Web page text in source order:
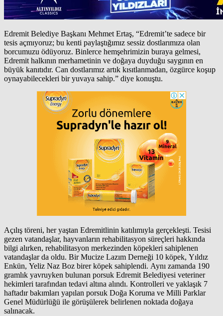
Edremit Belediye Başkanı Mehmet Ertaş, “Edremit’te sadece bir
tesis açmıyoruz; bu kenti paylaştığımız sessiz dostlarımıza olan
borcumuzu ödüyoruz. Binlerce hemşehrimizin buraya gelmesi,
Edremit halkının merhametinin ve doğaya duyduğu saygının en
büyük kanıtıdır. Can dostlarımız artık kısıtlanmadan, özgürce koşup
oynayabilecekleri bir yuvaya sahip.” diye konuştu.
Açılış töreni, her yaştan Edremitlinin katılımıyla gerçekleşti. Tesisi
gezen vatandaşlar, hayvanların rehabilitasyon süreçleri hakkında
bilgi alırken, rehabilitasyon merkezinden köpekleri sahiplenen
vatandaşlar da oldu. Bir Mucize Lazım Derneği 10 köpek, Yıldız
Enkün, Yeliz Naz Boz birer köpek sahiplendi. Aynı zamanda 190
gramlık yavruyken bulunan porsuk Edremit Belediyesi veteriner
hekimleri tarafından tedavi altına alındı. Kontrolleri ve yaklaşık 7
haftadır bakımları yapılan porsuk Doğa Koruma ve Milli Parklar
Genel Müdürlüğü ile görüşülerek belirlenen noktada doğaya
salınacak.